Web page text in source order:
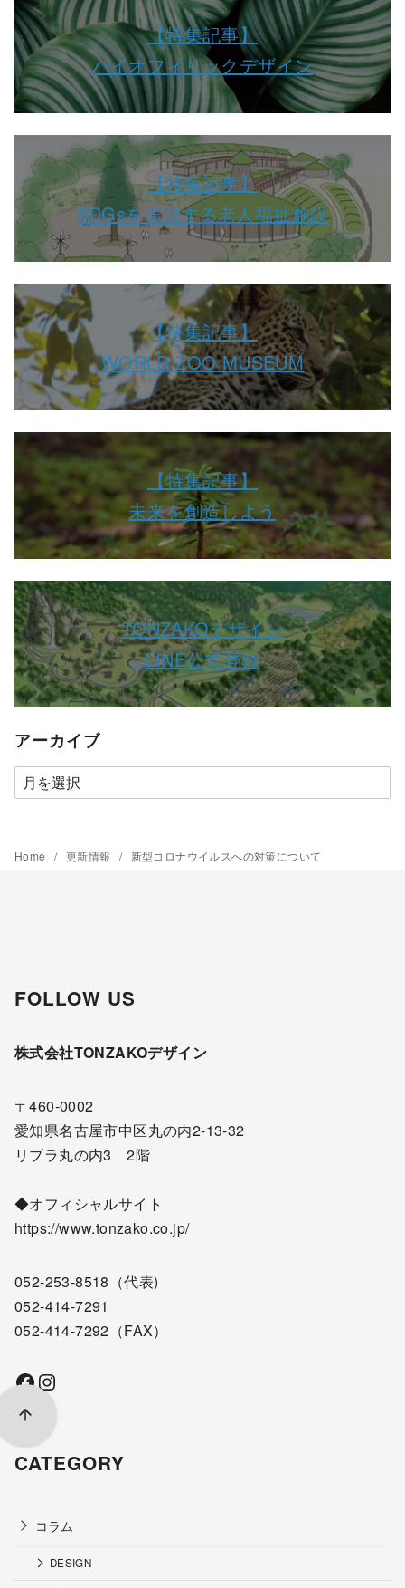
【特集記事】
バイオフィリックデザイン
【特集記事】
SDGsを実現する老人福祉施設
【特集記事】
WORLD ZOO MUSEUM
【特集記事】
未来を創造しよう
TONZAKOデザイン
LINE公式登録
アーカイブ
ア
ー
イ
Home 更新情報 新型コロナウイルスへの対策について
FOLLOW US
株式会社TONZAKOデザイン
〒460-0002
愛知県名古屋市中区丸の内2-13-32
リブラ丸の内3 2階
◆オフィシャルサイト
https://www.tonzako.co.jp/
052-253-8518 （代表)
052-414-7291
052-414-7292 （FAX）
Facebook Instagram
CATEGORY
コラム
DESIGN